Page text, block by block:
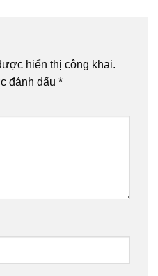
hiển thị công khai.
đánh dấu *